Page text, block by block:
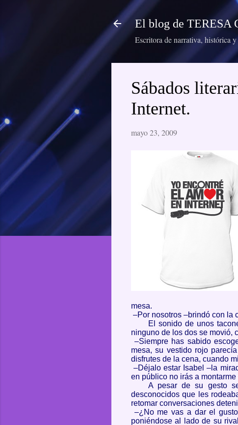
El blog de TERESA
Escritora de narrativa, histórica
Sábados
Internet.
mayo 23, 2009
mesa.
–Por nosotros –brindó con la
El sonido de unos
ninguno de los dos se movió,
–Siempre has sabido
mesa, su vestido rojo
disfrutes de la cena, cuando
–Déjalo estar Isabel –la
en público no irás a
A pesar de su gesto
desconocidos que les
retomar conversaciones
–¿No me vas a dar el
poniéndose al lado de su